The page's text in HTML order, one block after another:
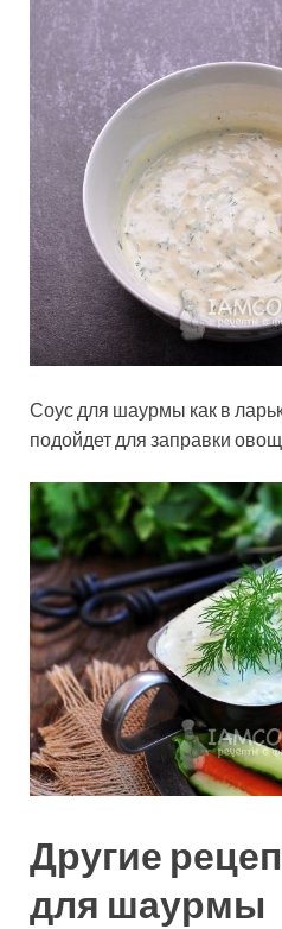
Соус для шаурмы как в
подойдет для заправки
Другие
для шаурмы